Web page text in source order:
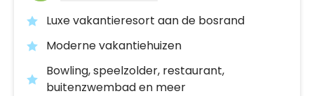
Luxe vakantieresort aan de bosrand
Moderne vakantiehuizen
Bowling, speelzolder, restaurant,
buitenzwembad en meer